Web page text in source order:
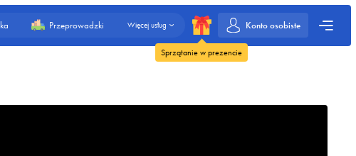
Przeprowadzki Więcej usług
Sprzątanie w prezencie
Konto osobiste